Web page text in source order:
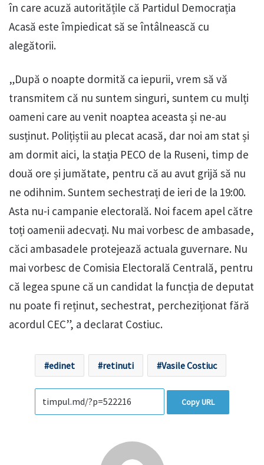
în care acuză autoritățile că Partidul Democrația
Acasă este împiedicat să se întâlnească cu
alegătorii.
„După o noapte dormită ca iepurii, vrem să vă
transmitem că nu suntem singuri, suntem cu mulți
oameni care au venit noaptea aceasta și ne-au
susținut. Polițiștii au plecat acasă, dar noi am stat și
am dormit aici, la stația PECO de la Ruseni, timp de
două ore și jumătate, pentru că au avut grijă să nu
ne odihnim. Suntem sechestrați de ieri de la 19:00.
Asta nu-i campanie electorală. Noi facem apel către
toți oamenii adecvați. Nu mai vorbesc de ambasade,
căci ambasadele protejează actuala guvernare. Nu
mai vorbesc de Comisia Electorală Centrală, pentru
că legea spune că un candidat la funcția de deputat
nu poate fi reținut, sechestrat, percheziționat fără
acordul CEC”, a declarat Costiuc.
edinet retinuti Vasile Costiuc
Copy URL